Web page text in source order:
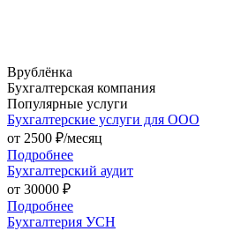
Врублёнка
Бухгалтерская компания
Популярные услуги
Бухгалтерские услуги для ООО
от 2500 ₽/месяц
Подробнее
Бухгалтерский аудит
от 30000 ₽
Подробнее
Бухгалтерия УСН